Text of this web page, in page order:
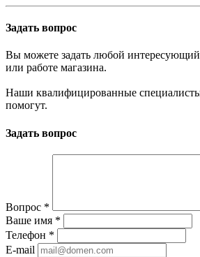
Задать вопрос
Вы можете задать любой интересующий
или работе магазина.
Наши квалифицированные специалисты
помогут.
Задать вопрос
Вопрос *
Ваше имя *
Телефон *
E-mail